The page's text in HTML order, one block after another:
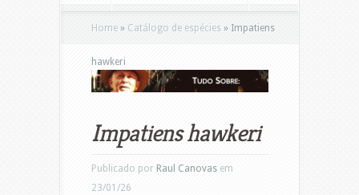
Home » Catálogo de espécies » Impatiens
hawkeri
Impatiens hawkeri
Publicado por Raul Canovas em
23/01/26